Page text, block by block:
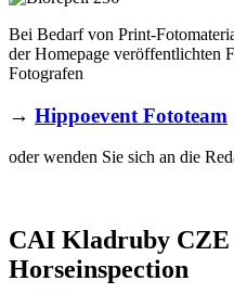
Bei Bedarf von Print-
der Homepage veröffentlichten
Fotografen
→ Hippoevent Fototeam
oder wenden Sie sich an die
CAI Kladruby CZE
Horseinspection